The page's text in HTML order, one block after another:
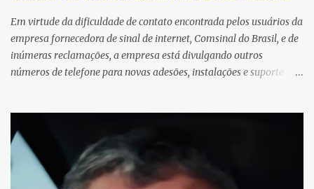
Em virtude da dificuldade de contato encontrada pelos usuários da
empresa fornecedora de sinal de internet, Comsinal do Brasil, e de
inúmeras reclamações, a empresa está divulgando outros
números de telefone para novas adesões, instalações e suporte